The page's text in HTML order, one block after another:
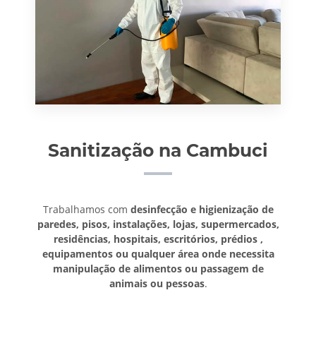
Sanitização na Cambuci
Trabalhamos com desinfecção e higienização de
paredes, pisos, instalações, lojas, supermercados,
residências, hospitais, escritórios, prédios ,
equipamentos ou qualquer área onde necessita
manipulação de alimentos ou passagem de
animais ou pessoas.